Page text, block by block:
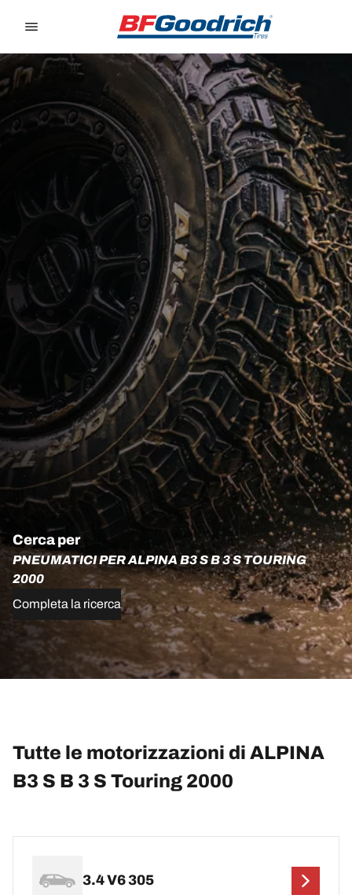
Cerca per
PNEUMATICI PER ALPINA B3 S B 3 S TOURING
2000
Completa la ricerca
Tutte le motorizzazioni di ALPINA
B3 S B 3 S Touring 2000
3.4 V6 305